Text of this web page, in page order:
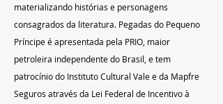
materializando histórias e personagens
consagrados da literatura. Pegadas do Pequeno
Príncipe é apresentada pela PRIO, maior
petroleira independente do Brasil, e tem
patrocínio do Instituto Cultural Vale e da Mapfre
Seguros através da Lei Federal de Incentivo à